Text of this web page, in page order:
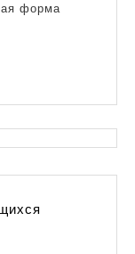
форма